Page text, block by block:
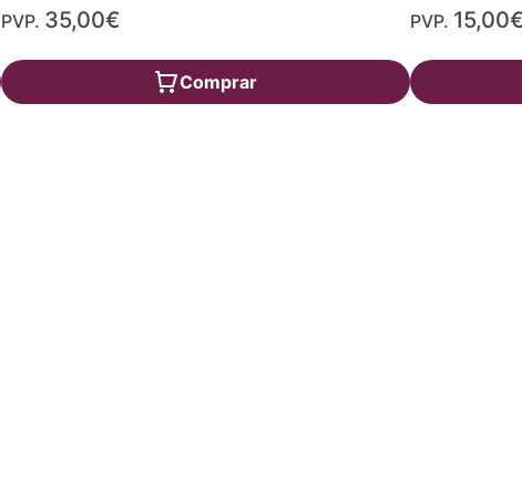
PVP. 35,00€
Comprar
PVP. 15,00€